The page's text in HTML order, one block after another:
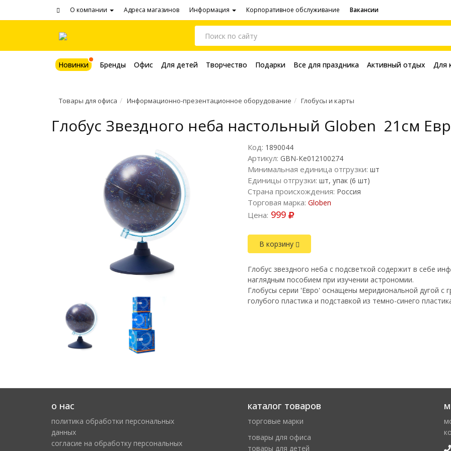
О компании Адреса магазинов Информация Корпоративное обслуживание Вакансии
Новинки Бренды Офис Для детей Творчество Подарки Все для праздника Активный отдых Для
Товары для офиса Информационно-презентационное оборудование Глобусы и карты
Глобус Звездного неба настольный Globen 21см
Код: 1890044
Артикул: GBN-Ке012100274
Минимальная единица отгрузки: шт
Единицы отгрузки: шт, упак (6 шт)
Страна происхождения: Россия
Торговая марка: Globen
Цена: 999
В корзину
Глобус звездного неба с подсветкой содержит в себе
наглядным пособием при изучении астрономии.
Глобусы серии 'Евро' оснащены меридиональной дугой с
голубого пластика и подставкой из темно-синего
о нас
политика обработки персональных
данных
cогласие на обработку персональных
каталог товаров
торговые марки
товары для офиса
товары для детей